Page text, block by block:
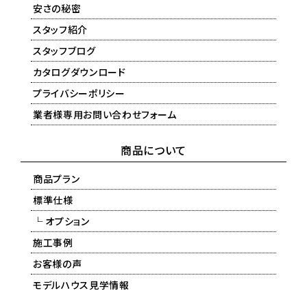
安さの秘密
スタッフ紹介
スタッフブログ
カタログダウンロード
プライバシーポリシー
業者様専用お問い合わせフォーム
商品について
商品プラン
標準仕様
└ オプション
施工事例
お客様の声
モデルハウス見学情報